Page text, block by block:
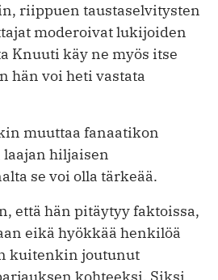
riip­puen taustaselvitysten
moderoivat lukijoiden
Knuuti käy ne myös ­itse
hän voi heti vastata
muuttaa fanaatikon
hiljaisen
se voi olla tärkeää.
että hän pitäytyy faktoissa,
eikä hyökkää henkilöä
kuitenkin joutunut